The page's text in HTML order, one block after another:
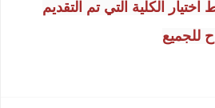
الكلية التي تم التقديم
للجميع